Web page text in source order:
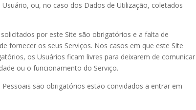
ou, no caso dos Dados de Utilização, coletados
por este Site são obrigatórios e a falta de
fornecer os seus Serviços. Nos casos em que este Site
os Usuários ficam livres para deixarem de comunicar
ou o funcionamento do Serviço.
são obrigatórios estão convidados a entrar em